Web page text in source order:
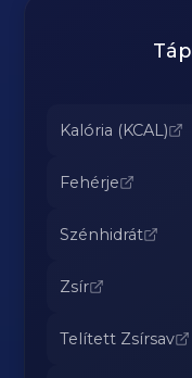
Kalória (KCAL)
Fehérje
Szénhidrát
Zsír
Telített Zsírsav